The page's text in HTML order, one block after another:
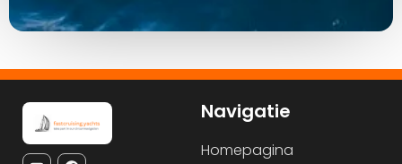
Navigatie
Homepagina